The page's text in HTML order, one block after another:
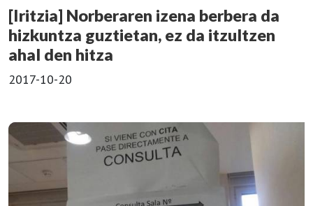
[Iritzia] Norberaren izena berbera da
hizkuntza guztietan, ez da itzultzen
ahal den hitza
2017-10-20